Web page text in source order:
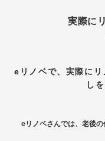
実際に
eリノベで、実際に
し
eリノベさんでは、老後の